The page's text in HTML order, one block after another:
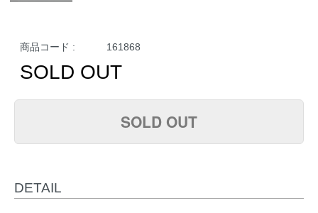
商品コード : 161868
SOLD OUT
SOLD OUT
DETAIL